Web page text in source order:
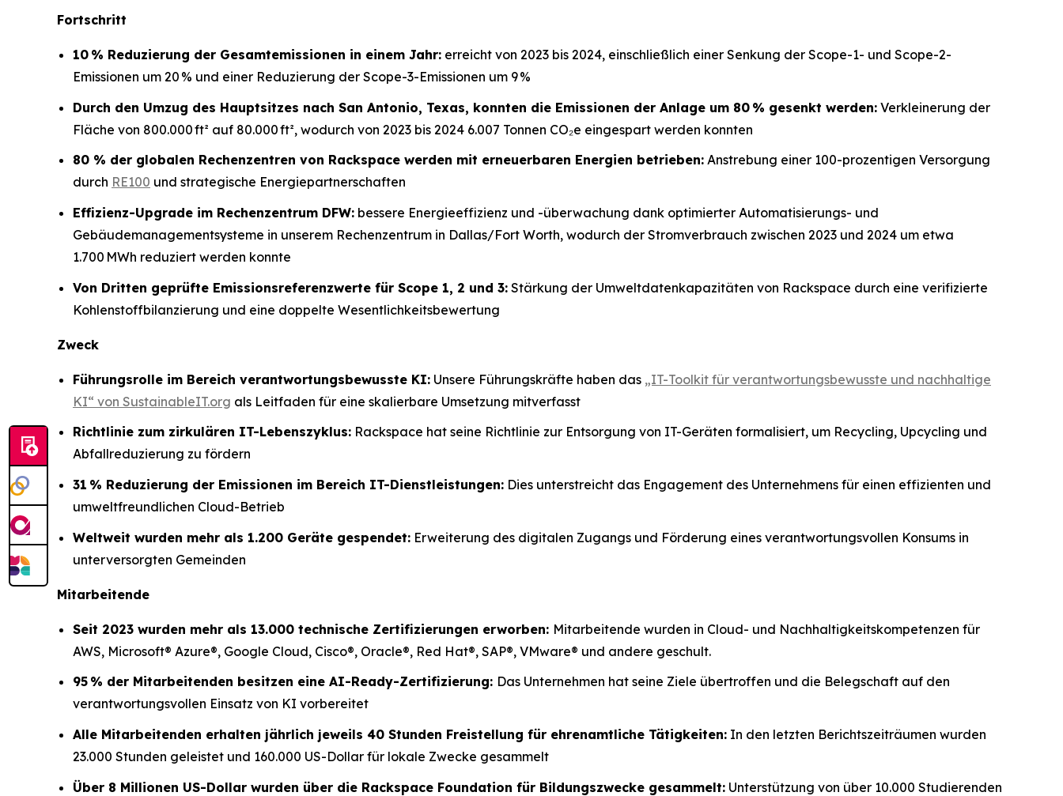
Fortschritt
10 % Reduzierung der Gesamtemissionen in einem Jahr: erreicht von 2023 bis 2024, einschließlich einer Senkung der Scope-1- und Scope-2-
Emissionen um 20 % und einer Reduzierung der Scope-3-Emissionen um 9 %
Durch den Umzug des Hauptsitzes nach San Antonio, Texas, konnten die Emissionen der Anlage um 80 % gesenkt werden: Verkleinerung der
Fläche von 800.000 ft² auf 80.000 ft², wodurch von 2023 bis 2024 6.007 Tonnen CO₂e eingespart werden konnten
80 % der globalen Rechenzentren von Rackspace werden mit erneuerbaren Energien betrieben: Anstrebung einer 100-prozentigen Versorgung
durch RE100 und strategische Energiepartnerschaften
Effizienz-Upgrade im Rechenzentrum DFW: bessere Energieeffizienz und -überwachung dank optimierter Automatisierungs- und
Gebäudemanagementsysteme in unserem Rechenzentrum in Dallas/Fort Worth, wodurch der Stromverbrauch zwischen 2023 und 2024 um etwa
1.700 MWh reduziert werden konnte
Von Dritten geprüfte Emissionsreferenzwerte für Scope 1, 2 und 3: Stärkung der Umweltdatenkapazitäten von Rackspace durch eine verifizierte
Kohlenstoffbilanzierung und eine doppelte Wesentlichkeitsbewertung
Zweck
Führungsrolle im Bereich verantwortungsbewusste KI: Unsere Führungskräfte haben das „IT-Toolkit für verantwortungsbewusste und nachhaltige
KI“ von SustainableIT.org als Leitfaden für eine skalierbare Umsetzung mitverfasst
Richtlinie zum zirkulären IT-Lebenszyklus: Rackspace hat seine Richtlinie zur Entsorgung von IT-Geräten formalisiert, um Recycling, Upcycling und
Abfallreduzierung zu fördern
31 % Reduzierung der Emissionen im Bereich IT-Dienstleistungen: Dies unterstreicht das Engagement des Unternehmens für einen effizienten und
umweltfreundlichen Cloud-Betrieb
Weltweit wurden mehr als 1.200 Geräte gespendet: Erweiterung des digitalen Zugangs und Förderung eines verantwortungsvollen Konsums in
unterversorgten Gemeinden
Mitarbeitende
Seit 2023 wurden mehr als 13.000 technische Zertifizierungen erworben: Mitarbeitende wurden in Cloud- und Nachhaltigkeitskompetenzen für
AWS, Microsoft® Azure®, Google Cloud, Cisco®, Oracle®, Red Hat®, SAP®, VMware® und andere geschult.
95 % der Mitarbeitenden besitzen eine AI-Ready-Zertifizierung: Das Unternehmen hat seine Ziele übertroffen und die Belegschaft auf den
verantwortungsvollen Einsatz von KI vorbereitet
Alle Mitarbeitenden erhalten jährlich jeweils 40 Stunden Freistellung für ehrenamtliche Tätigkeiten: In den letzten Berichtszeiträumen wurden
23.000 Stunden geleistet und 160.000 US-Dollar für lokale Zwecke gesammelt
Über 8 Millionen US-Dollar wurden über die Rackspace Foundation für Bildungszwecke gesammelt: Unterstützung von über 10.000 Studierenden